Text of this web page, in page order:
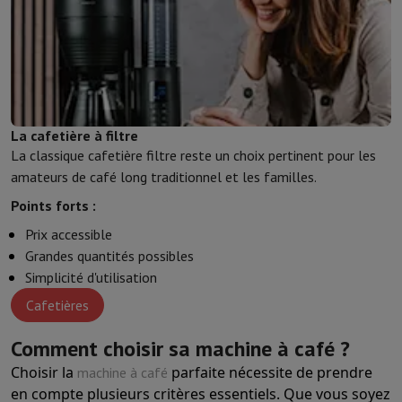
Sport, Gaming & Domotique
Home & Domotica Sécurité & Protection Caméras
Montres connectées
Smartwatch Apple Watch
Samsung Galaxy
Mobilité électrique
Toute la mobilité électrique Trottinette
Smart ToysCasque de réalité virtuelle Drone
Drones DJI
Gaming ConsoleConsoles de JeuConsoles reconditionnées
Accessoires de SportÉcouteurs de Sport
Batterie & ÉlectricitéBatteriesChargeur pour batteriesPrises de
Info & Conseils
Pourquoi choisir HiFi
Livraison offerte
Nos services
Livraison offerte
Service client Réparation de votre appareil
Foire aux questions
La cafetière à filtre
La classique cafetière filtre reste un choix pertinent pour les
amateurs de café long traditionnel et les familles.
Points forts :
Prix accessible
Grandes quantités possibles
Simplicité d'utilisation
Cafetières
Comment choisir sa machine à café ?
Choisir la machine à café parfaite nécessite de prendre
en compte plusieurs critères essentiels. Que vous soyez